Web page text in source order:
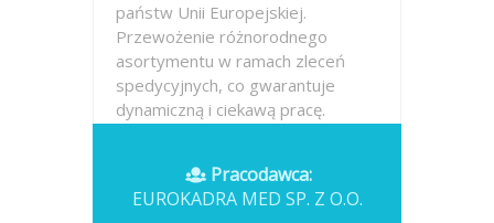
państw Unii Europejskiej.
Przewożenie różnorodnego
asortymentu w ramach zleceń
spedycyjnych, co gwarantuje
dynamiczną i ciekawą pracę.
Pracodawca:
EUROKADRA MED SP. Z O.O.